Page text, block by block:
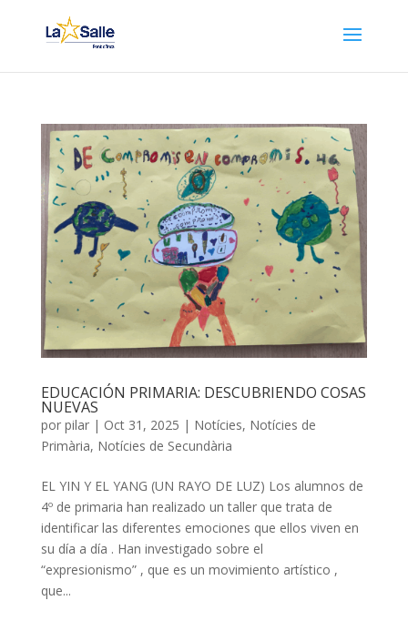
EDUCACIÓN PRIMARIA: DESCUBRIENDO COSAS
NUEVAS
por pilar| Oct 31, 2025 | Notícies, Notícies de
Primària, Notícies de Secundària
EL YIN Y EL YANG (UN RAYO DE LUZ) Los alumnos de
4º de primaria han realizado un taller que trata de
identificar las diferentes emociones que ellos viven en
su día a día . Han investigado sobre el
“expresionismo” , que es un movimiento artístico ,
que...